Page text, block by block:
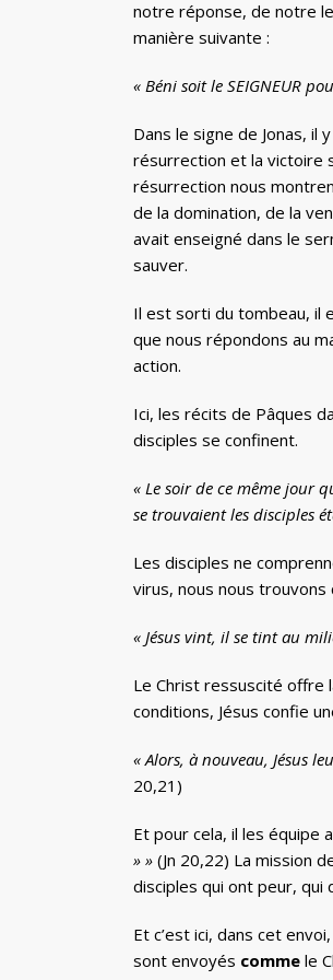
notre réponse, de notre
manière suivante :
« Béni soit le SEIGNEUR
Dans le signe de Jonas, il
résurrection et la victoire
résurrection nous
de la domination, de la
avait enseigné dans le
sauver.
Il est sorti du tombeau, il
que nous répondons au
action.
Ici, les récits de Pâques
disciples se confinent.
« Le soir de ce même jour
se trouvaient les disciples
Les disciples ne
virus, nous nous trouvons
« Jésus vint, il se tint au
Le Christ ressuscité offre
conditions, Jésus confie
« Alors, à nouveau, Jésus
20,21)
Et pour cela, il les équipe
» » (Jn 20,22) La mission
disciples qui ont peur,
Et c’est ici, dans cet
sont envoyés comme le